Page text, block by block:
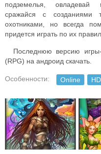
подземелья, овладевай
сражайся с созданиями
охотниками, но всегда
придется играть по их
Последнюю версию игры-
(RPG) на андроид скачать.
Особенности: Online HD